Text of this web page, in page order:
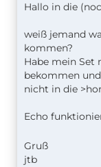
Hallo in die
weiß jemand
kommen?
Habe mein Set
bekommen
nicht in die
Echo
Gruß
jtb